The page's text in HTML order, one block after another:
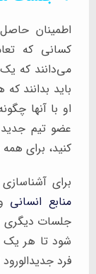
اطمینان
کسانی که
می‌دانند که
باید بدانند
او با آنها
عضو تیم جدید
کنید، برای
برای
منابع انسانی
جلسات دیگری
شود تا هر یک
فرد